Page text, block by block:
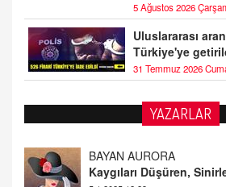
5 Ağustos 2026
Uluslararası
Türkiye'ye
31 Temmuz 2026
YAZARLAR
DOKTOR CİVANIM
Mastürbasyon ve